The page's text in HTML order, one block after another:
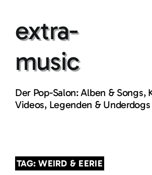
contentextra-
music
Der Pop-Salon: Alben & Songs,
Videos, Legenden & Underdogs
TAG: WEIRD & EERIE